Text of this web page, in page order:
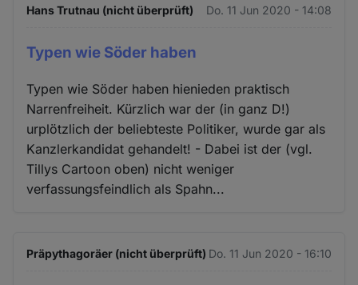
Hans Trutnau (nicht überprüft) Do. 11 Jun 2020 - 14:08
Typen wie Söder haben
Typen wie Söder haben hienieden praktisch
Narrenfreiheit. Kürzlich war der (in ganz D!)
urplötzlich der beliebteste Politiker, wurde gar als
Kanzlerkandidat gehandelt! - Dabei ist der (vgl.
Tillys Cartoon oben) nicht weniger
verfassungsfeindlich als Spahn...
Präpythagoräer (nicht überprüft) Do. 11 Jun 2020 - 16:10